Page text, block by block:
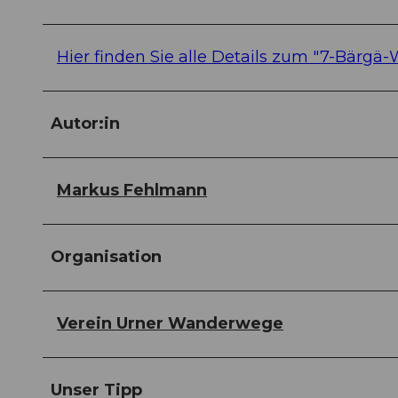
Hier finden Sie alle Details zum "7-Bärgä-
Autor:in
Markus Fehlmann
Organisation
Verein Urner Wanderwege
Unser Tipp